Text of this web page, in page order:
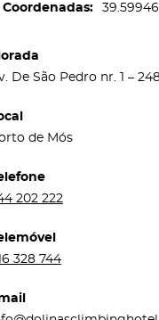
Coordenadas
De São Pedro nr. 1 –
de Mós
202 222
328 744